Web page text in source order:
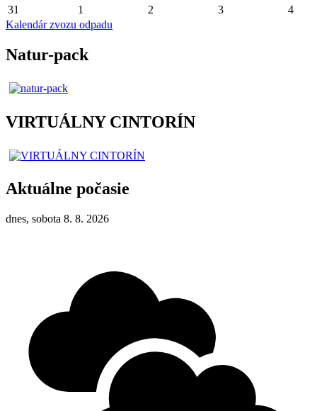
31 1 2 3
4
Kalendár zvozu odpadu
Natur-pack
VIRTUÁLNY CINTORÍN
Aktuálne počasie
dnes, sobota 8. 8. 2026